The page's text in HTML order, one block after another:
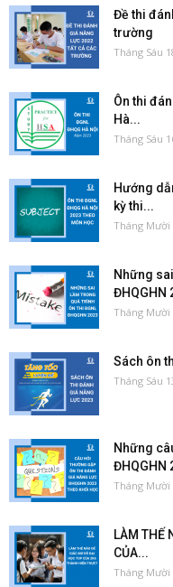
Đề thi
trường
Tháng Sáu
Ôn thi
Hà...
Tháng Sáu
Hướng
kỳ thi...
Tháng Mười
Những
ĐHQGHN
Tháng Mười
Sách ôn
Tháng Sáu
Những
ĐHQGHN
Tháng Mười
LÀM THẾ
CỦA...
Tháng Mười